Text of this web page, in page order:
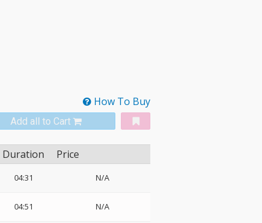
How To Buy
Add all to Cart
Duration Price
04:31 N/A
04:51 N/A